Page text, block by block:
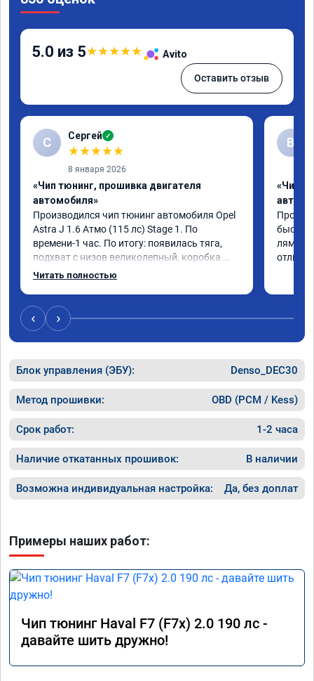
5.0 из 5★★★★★ Avito
Оставить отзыв
С Сергей ✓
★★★★★
8 января 2026
«Чип тюнинг, прошивка двигателя
автомобиля»
Производился чип тюнинг автомобиля Opel
Astra J 1.6 Атмо (115 лс) Stage 1. По
времени-1 час. По итогу: появилась тяга,
подхват с низов великолепный, коробка
стала работать плавнее. На трассе быстрее
доволен как слон ))) Рекомендую
компанию!
Читать полностью
В
«Чип
быстро
лямбде
отлично
‹ ›
Блок управления (ЭБУ): Denso_DEC30
Метод прошивки: OBD (PCM / Kess)
Срок работ: 1-2 часа
Наличие откатанных прошивок: В наличии
Возможна индивидуальная настройка: Да, без доплат
Примеры наших работ:
Чип тюнинг Haval F7 (F7x) 2.0 190 лс -
давайте шить дружно!